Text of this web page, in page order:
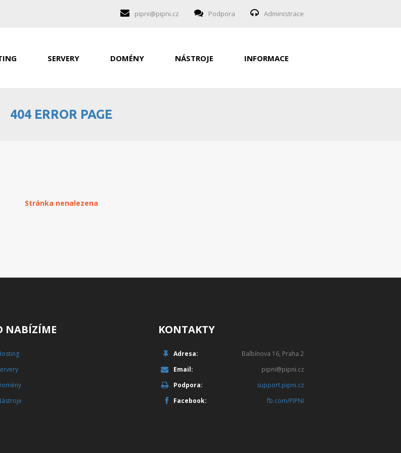
pipni@pipni.cz Podpora Administrace
SERVERY DOMÉNY NÁSTROJE INFORMACE
404 ERROR PAGE
Stránka nenalezena
NABÍZÍME KONTAKTY
Adresa:
Balbínova 16, Praha 2
Email:
pipni@pipni.cz
Podpora:
support.pipni.cz
Facebook:
fb.com/PIPNI